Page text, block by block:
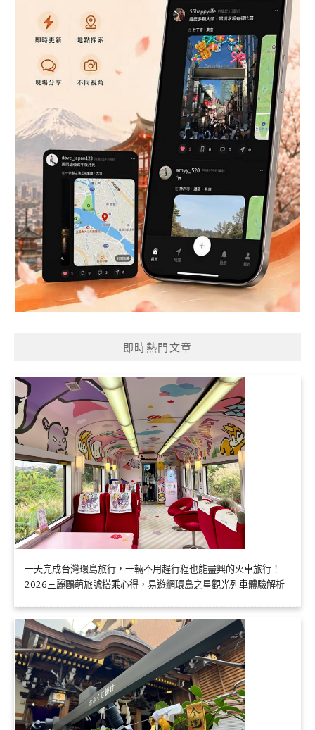
即時熱門文章
一天完成台灣環島旅行，一輛不用趕行程也能盡興的火車旅行！
2026三麗鷗萌旅號搭乘心得，易遊網環島之星觀光列車體驗解析